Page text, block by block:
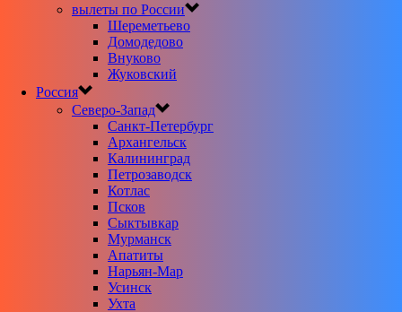
вылеты по России
Шереметьево
Домодедово
Внуково
Жуковский
Россия
Северо-Запад
Санкт-Петербург
Архангельск
Калининград
Петрозаводск
Котлас
Псков
Сыктывкар
Мурманск
Апатиты
Нарьян-Мар
Усинск
Ухта